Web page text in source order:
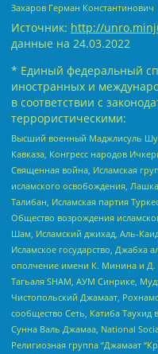
Захаров Герман Константинович
Источник: http://
данные на 24.03.2022
* Единый федеральный
иностранных и
в соответствии с
террористическими:
Высший военный Маджлисуль
Кавказа, Конгресс народов
Священная война, Исламская
исламского освобождения,
Талибан, Исламская партия
Общество возрождения
Шам, Исламский джихад, Аль-
Исламское государство,
ополчение имени К. Минина и Д.
Тагьаля SHAM, АУМ Синрике,
Чистопольский Джамаат,
сообщество Сеть, Катиба
Сунна Валь Джамаа, National
Религиозная группа “Джамаат